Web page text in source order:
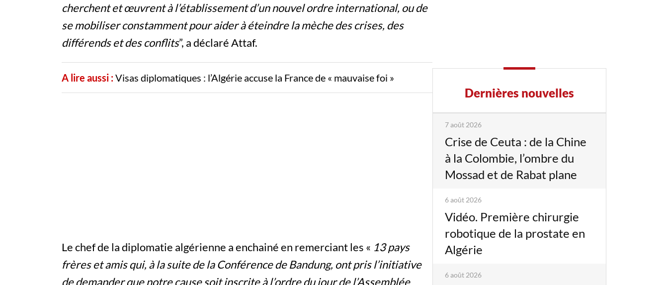
cherchent et œuvrent à l’établissement d’un nouvel ordre international, ou de
se mobiliser constamment pour aider à éteindre la mèche des crises, des
différends et des conflits”, a déclaré Attaf.
A lire aussi :Visas diplomatiques : l’Algérie accuse la France de « mauvaise foi »
Le chef de la diplomatie algérienne a enchainé en remerciant les « 13 pays
frères et amis qui, à la suite de la Conférence de Bandung, ont pris l’initiative
de demander que notre cause soit inscrite à l’ordre du jour de l’Assemblée
Dernières nouvelles
7 août 2026
Crise de Ceuta : de la Chine
à la Colombie, l’ombre du
Mossad et de Rabat plane
6 août 2026
Vidéo. Première chirurgie
robotique de la prostate en
Algérie
6 août 2026